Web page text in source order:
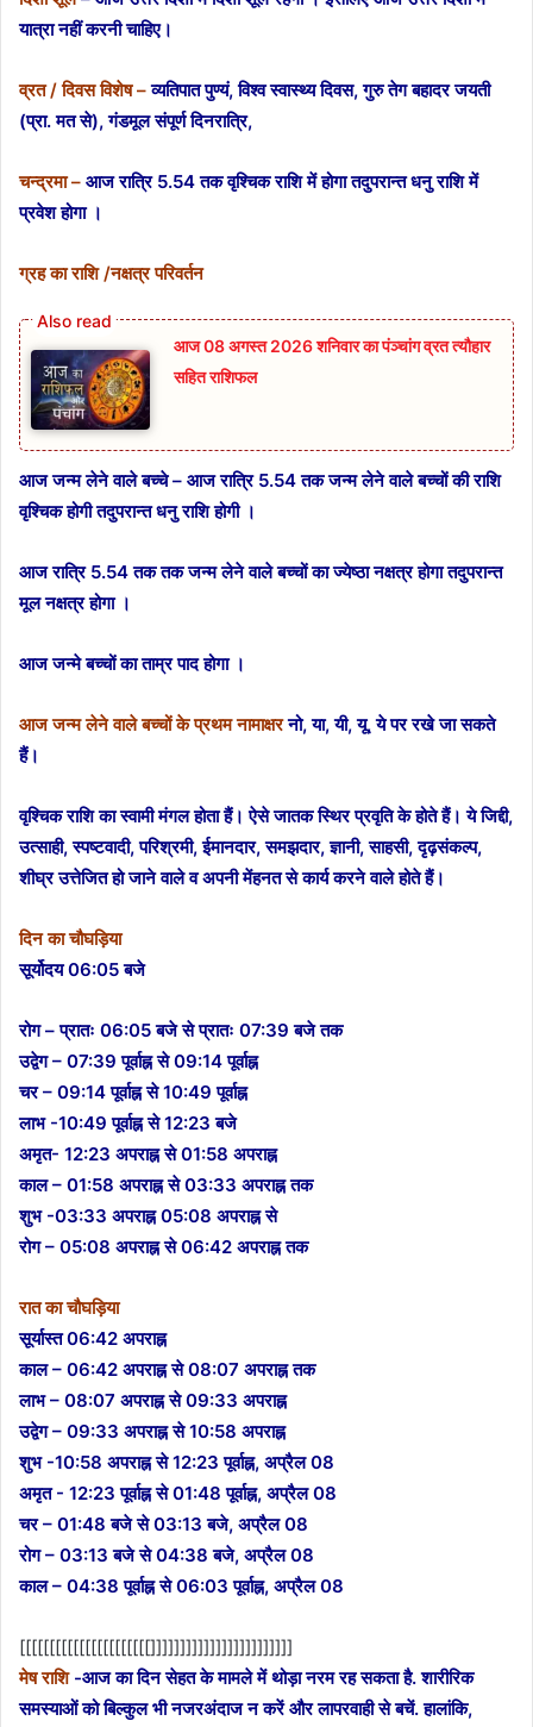
यात्रा नहीं करनी चाहिए।
व्रत / दिवस विशेष –व्यतिपात पुण्यं, विश्व स्वास्थ्य दिवस, गुरु तेग बहादर जयती
(प्रा. मत से), गंडमूल संपूर्ण दिनरात्रि,
चन्द्रमा – आज रात्रि 5.54 तक वृश्चिक राशि में होगा तदुपरान्त धनु राशि में
प्रवेश होगा ।
ग्रह का राशि /नक्षत्र परिवर्तन
आज 08 अगस्त 2026‌ शनिवार का पंञ्चांग व्रत त्यौहार
सहित राशिफल
आज जन्म लेने वाले बच्चे – आज रात्रि 5.54 तक जन्म लेने वाले बच्चों की राशि
वृश्चिक होगी तदुपरान्त धनु राशि होगी ।
आज रात्रि 5.54 तक तक जन्म लेने वाले बच्चों का ज्येष्ठा नक्षत्र होगा तदुपरान्त
मूल नक्षत्र होगा ।
आज जन्मे बच्चों का ताम्र पाद होगा ।
आज जन्म लेने वाले बच्चों के प्रथम नामाक्षरनो, या, यी, यू, ये पर रखे जा सकते
हैं।
वृश्चिक राशि का स्वामी मंगल होता हैं। ऐसे जातक स्थिर प्रवृति के होते हैं। ये जिद्दी,
उत्साही, स्पष्टवादी, परिश्रमी, ईमानदार, समझदार, ज्ञानी, साहसी, दृढ़संकल्प,
शीघ्र उत्तेजित हो जाने वाले व अपनी मेंहनत से कार्य करने वाले होते हैं।
दिन का चौघड़िया
सूर्योदय 06:05 बजे
रोग – प्रातः 06:05 बजे से प्रातः 07:39 बजे तक
उद्वेग – 07:39 पूर्वाह्न से 09:14 पूर्वाह्न
चर – 09:14 पूर्वाह्न से 10:49 पूर्वाह्न
लाभ -10:49 पूर्वाह्न से 12:23 बजे
अमृत- 12:23 अपराह्न से 01:58 अपराह्न
काल – 01:58 अपराह्न से 03:33 अपराह्न तक
शुभ -03:33 अपराह्न 05:08 अपराह्न से
रोग – 05:08 अपराह्न से 06:42 अपराह्न तक
रात का चौघड़िया
सूर्यास्त 06:42 अपराह्न
काल – 06:42 अपराह्न से 08:07 अपराह्न तक
लाभ – 08:07 अपराह्न से 09:33 अपराह्न
उद्वेग – 09:33 अपराह्न से 10:58 अपराह्न
शुभ -10:58 अपराह्न से 12:23 पूर्वाह्न, अप्रैल 08
अमृत ​​- 12:23 पूर्वाह्न से 01:48 पूर्वाह्न, अप्रैल 08
चर – 01:48 बजे से 03:13 बजे, अप्रैल 08
रोग – 03:13 बजे से 04:38 बजे, अप्रैल 08
काल – 04:38 पूर्वाह्न से 06:03 पूर्वाह्न, अप्रैल 08
[[[[[[[[[[[[[[[[[[[[[[]]]]]]]]]]]]]]]]]]]]]]]]
मेष राशि-आज का दिन सेहत के मामले में थोड़ा नरम रह सकता है. शारीरिक
समस्याओं को बिल्कुल भी नजरअंदाज न करें और लापरवाही से बचें. हालांकि,